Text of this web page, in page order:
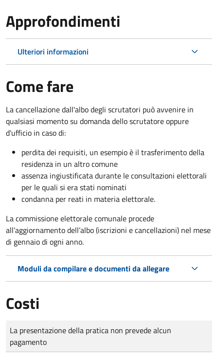
Approfondimenti
Ulteriori informazioni
Come fare
La cancellazione dall'albo degli scrutatori può avvenire in
qualsiasi momento su domanda dello scrutatore oppure
d'ufficio in caso di:
perdita dei requisiti, un esempio è il trasferimento della
residenza in un altro comune
assenza ingiustificata durante le consultazioni elettorali
per le quali si era stati nominati
condanna per reati in materia elettorale.
La commissione elettorale comunale procede
all’aggiornamento dell’albo (iscrizioni e cancellazioni) nel mese
di gennaio di ogni anno.
Moduli da compilare e documenti da allegare
Costi
Tipo di pagamento
Importo
La presentazione della pratica non prevede alcun
pagamento